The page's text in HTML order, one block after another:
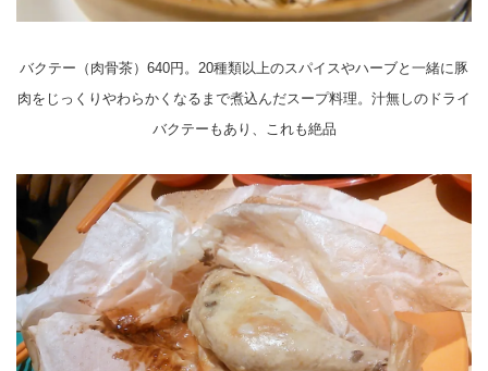
バクテー（肉骨茶）640円。20種類以上のスパイスやハーブと一緒に豚
肉をじっくりやわらかくなるまで煮込んだスープ料理。汁無しのドライ
バクテーもあり、これも絶品